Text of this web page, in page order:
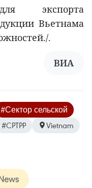
экспорта
Вьетнама
.
ВИА
#Сектор сельской
#CPTPP Vietnam